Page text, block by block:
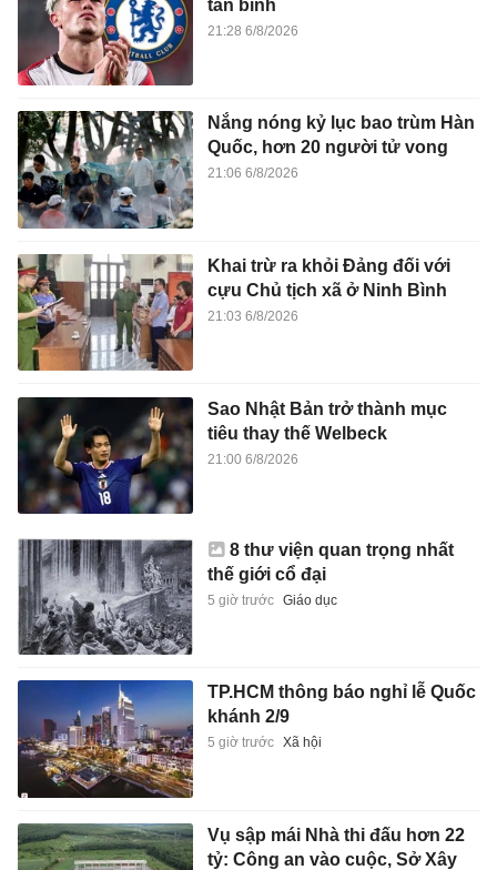
tân binh
21:28 6/8/2026
Nắng nóng kỷ lục bao trùm Hàn
Quốc, hơn 20 người tử vong
21:06 6/8/2026
Khai trừ ra khỏi Đảng đối với
cựu Chủ tịch xã ở Ninh Bình
21:03 6/8/2026
Sao Nhật Bản trở thành mục
tiêu thay thế Welbeck
21:00 6/8/2026
8 thư viện quan trọng nhất
thế giới cổ đại
5 giờ trước Giáo dục
TP.HCM thông báo nghỉ lễ Quốc
khánh 2/9
5 giờ trước Xã hội
Vụ sập mái Nhà thi đấu hơn 22
tỷ: Công an vào cuộc, Sở Xây